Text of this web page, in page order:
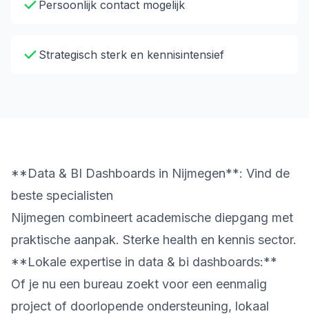
Persoonlijk contact mogelijk
Strategisch sterk en kennisintensief
**Data & BI Dashboards in Nijmegen**: Vind de
beste specialisten
Nijmegen combineert academische diepgang met
praktische aanpak. Sterke health en kennis sector.
**Lokale expertise in data & bi dashboards:**
Of je nu een bureau zoekt voor een eenmalig
project of doorlopende ondersteuning, lokaal